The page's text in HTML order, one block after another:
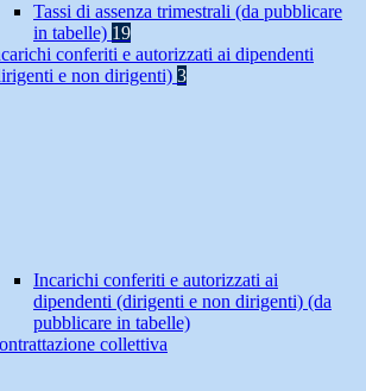
Tassi di assenza trimestrali (da pubblicare
in tabelle) 19
conferiti e autorizzati ai dipendenti
e non dirigenti) 3
Incarichi conferiti e autorizzati ai
dipendenti (dirigenti e non dirigenti) (da
pubblicare in tabelle)
collettiva